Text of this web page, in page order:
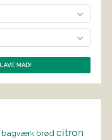
bagværk brød citron